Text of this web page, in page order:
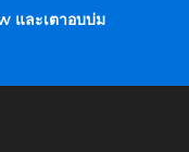
และเตาอบบ่ม